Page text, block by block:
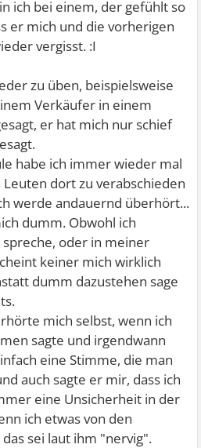
ich bei einem, der gefühlt so
er mich und die vorherigen
vergisst. :I
zu üben, beispielsweise
Verkäufer in einem
er hat mich nur schief
habe ich immer wieder mal
dort zu verabschieden
werde andauernd überhört...
dumm. Obwohl ich
oder in meiner
keiner mich wirklich
dumm dazustehen sage
mich selbst, wenn ich
sagte und irgendwann
eine Stimme, die man
auch sagte er mir, dass ich
eine Unsicherheit in der
ich etwas von den
sei laut ihm "nervig".